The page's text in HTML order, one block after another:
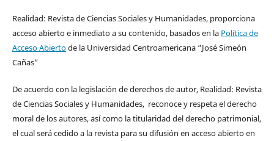
Realidad: Revista de Ciencias Sociales y Humanidades, proporciona
acceso abierto e inmediato a su contenido, basados en la Política de
Acceso Abiertode la Universidad Centroamericana “José Simeón
Cañas”
De acuerdo con la legislación de derechos de autor, Realidad: Revista
de Ciencias Sociales y Humanidades, reconoce y respeta el derecho
moral de los autores, así como la titularidad del derecho patrimonial,
el cual será cedido a la revista para su difusión en acceso abierto en